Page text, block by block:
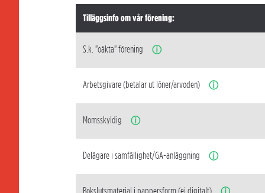
Tilläggsinfo om vår förening:
S.k. "oäkta" förening ⓘ
Arbetsgivare (betalar ut löner/arvoden) ⓘ
Momsskyldig ⓘ
Delägare i samfällighet/GA-anläggning ⓘ